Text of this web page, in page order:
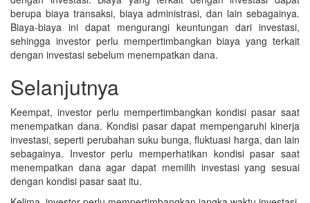
berupa biaya transaksi, biaya administrasi, dan lain sebagainya.
Biaya-biaya ini dapat mengurangi keuntungan dari investasi,
sehingga investor perlu mempertimbangkan biaya yang terkait
dengan investasi sebelum menempatkan dana.
Selanjutnya
Keempat, investor perlu mempertimbangkan kondisi pasar saat
menempatkan dana. Kondisi pasar dapat mempengaruhi kinerja
investasi, seperti perubahan suku bunga, fluktuasi harga, dan lain
sebagainya. Investor perlu memperhatikan kondisi pasar saat
menempatkan dana agar dapat memilih investasi yang sesuai
dengan kondisi pasar saat itu.